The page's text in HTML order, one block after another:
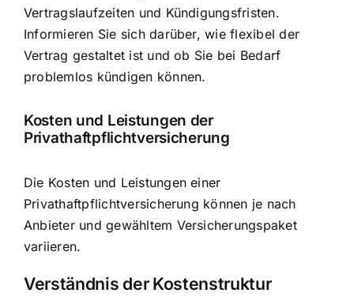
Vertragslaufzeiten und Kündigungsfristen.
Informieren Sie sich darüber, wie flexibel der
Vertrag gestaltet ist und ob Sie bei Bedarf
problemlos kündigen können.
Kosten und Leistungen der
Privathaftpflichtversicherung
Die Kosten und Leistungen einer
Privathaftpflichtversicherung können je nach
Anbieter und gewähltem Versicherungspaket
variieren.
Verständnis der Kostenstruktur